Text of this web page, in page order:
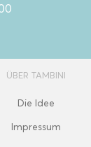
ÜBER TAMBINI
Die Idee
Impressum